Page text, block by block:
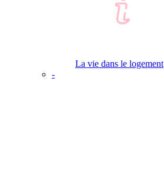
La vie dans le logement
-